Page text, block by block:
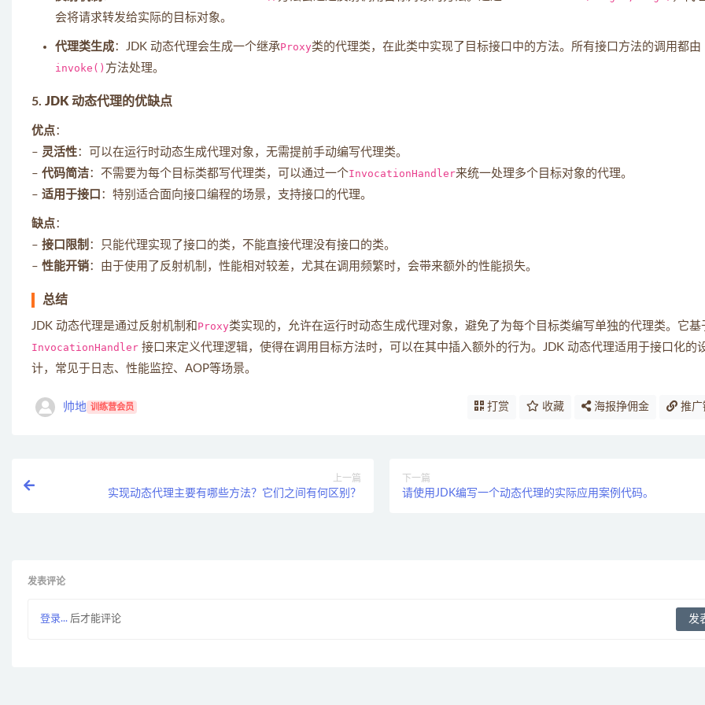
会将请求转发给实际的目标对象。
代理类生成：JDK 动态代理会生成一个继承Proxy类的代理类，在此类中实现了目标接口中的方法。所有接口方法的调用都由
invoke() 方法处理。
5. JDK 动态代理的优缺点
优点：
– 灵活性：可以在运行时动态生成代理对象，无需提前手动编写代理类。
– 代码简洁：不需要为每个目标类都写代理类，可以通过一个InvocationHandler来统一处理多个目标对象的代理。
– 适用于接口 ：特别适合面向接口编程的场景，支持接口的代理。
缺点：
– 接口限制 ：只能代理实现了接口的类，不能直接代理没有接口的类。
– 性能开销：由于使用了反射机制，性能相对较差，尤其在调用频繁时，会带来额外的性能损失。
总结
JDK 动态代理是通过反射机制和 Proxy类实现的，允许在运行时动态生成代理对象，避免了为每个目标类编写单独的代理类。它基
InvocationHandler 接口来定义代理逻辑，使得在调用目标方法时，可以在其中插入额外的行为。JDK 动态代理适用于接口化的
计，常见于日志、性能监控、AOP等场景。
帅地 训练营会员 打赏 收藏 海报挣佣金 推广
上一篇
实现动态代理主要有哪些方法？它们之间有何区别？
下一篇
请使用JDK编写一个动态代理的实际应用案例代码。
发表评论
登录... 后才能评论